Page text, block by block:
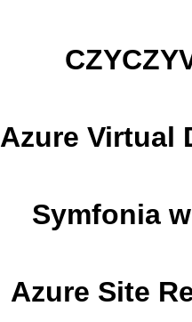
Azure Virtual
Symfonia
Azure Site